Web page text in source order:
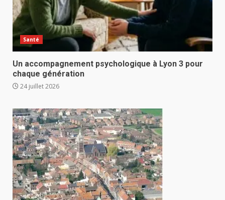
Santé
Un accompagnement psychologique à Lyon 3 pour
chaque génération
24 juillet 2026